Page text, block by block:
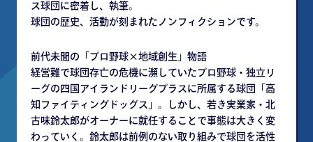
ス球団に密着し、執筆。
球団の歴史、活動が刻まれたノンフィクションです。
前代未聞の「プロ野球×地域創生」物語
経営難で球団存亡の危機に瀕していたプロ野球・独立リ
ーグの四国アイランドリーグプラスに所属する球団「高
知ファイティングドッグス」。しかし、若き実業家・北
古味鈴太郎がオーナーに就任することで事態は大きく変
わっていく。鈴太郎は前例のない取り組みで球団を活性